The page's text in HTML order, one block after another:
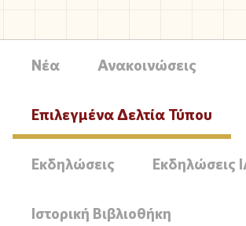
Νέα Ανακοινώσεις
Επιλεγμένα Δελτία Τύπου
Εκδηλώσεις Εκδηλώσεις
Ιστορική Βιβλιοθήκη